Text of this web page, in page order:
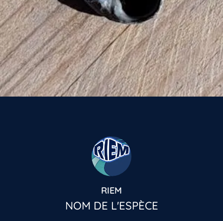
RIEM
NOM DE L'ESPÈCE